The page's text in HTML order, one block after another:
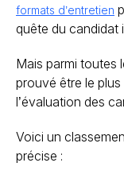
formats d’entretien
quête du candidat
Mais parmi toutes
prouvé être le
l’évaluation des
Voici un
précise :